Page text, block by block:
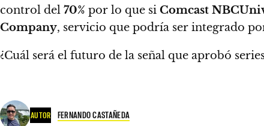
control del 70% por lo que si Comcast
Company, servicio que podría ser integrado
¿Cuál será el futuro de la señal que aprobó
AUTOR FERNANDO CASTAÑEDA